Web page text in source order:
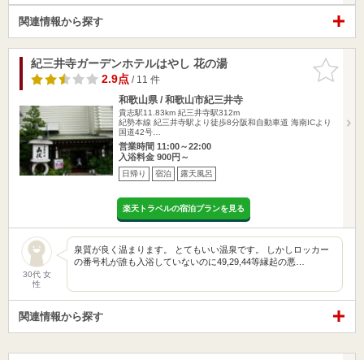
関連情報から探す
お気に入
りに追加
紀三井寺ガーデンホテルはやし 花の湯
2.9点/ 11 件
和歌山県 / 和歌山市紀三井寺
貴志駅11.83km 紀三井寺駅312m
紀勢本線 紀三井寺駅より徒歩8分阪和自動車道 海南ICより
国道42号…
営業時間 11:00～22:00
入浴料金 900円～
日帰り 宿泊 露天風呂
楽天トラベルの宿泊プランを見る
30代 女
性
泉質が良く温まります。 とてもいい温泉です。 しかしロッカー
の番号札が誰も入浴していないのに49,29,44等縁起の悪…
関連情報から探す